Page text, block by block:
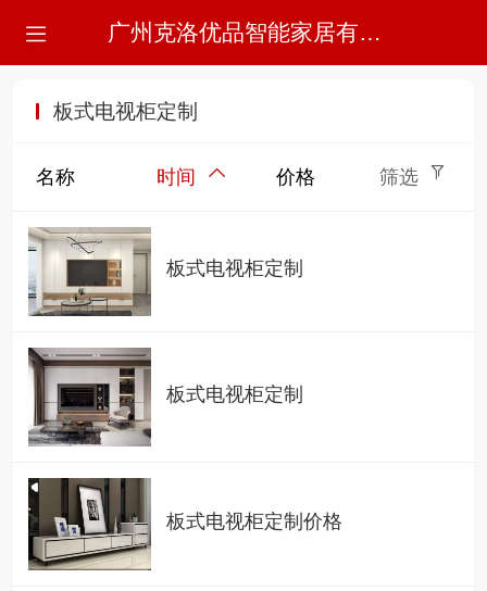
广州克洛优品智能家居有限公司
板式电视柜定制
名称 时间 价格 筛选
板式电视柜定制
板式电视柜定制
板式电视柜定制价格